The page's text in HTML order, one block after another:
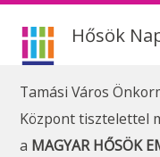
Hősök
Tamási Város
Központ tisztelettel
a MAGYAR HŐSÖK